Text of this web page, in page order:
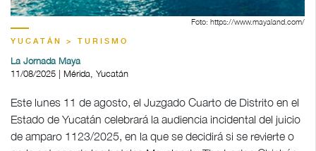
Foto: https://www.mayaland.com/
YUCATÁN > TURISMO
La Jornada Maya
11/08/2025 | Mérida, Yucatán
Este lunes 11 de agosto, el Juzgado Cuarto de Distrito en el
Estado de Yucatán celebrará la audiencia incidental del juicio
de amparo 1123/2025, en la que se decidirá si se revierte o